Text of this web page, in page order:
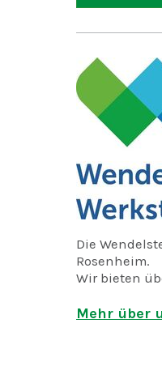
Die
Rosenheim.
Wir bieten
Arbeitsplätze
Mehr über